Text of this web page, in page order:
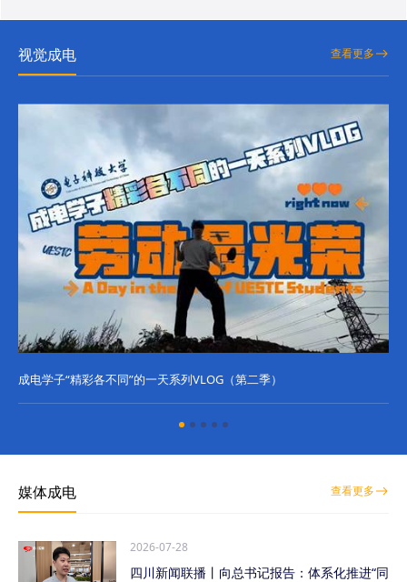
视觉成电 查看更多
成电学子“精彩各不同”的一天系列VLOG（第二季）
媒体成电 查看更多
2026-07-28
四川新闻联播丨向总书记报告：体系化推进“同